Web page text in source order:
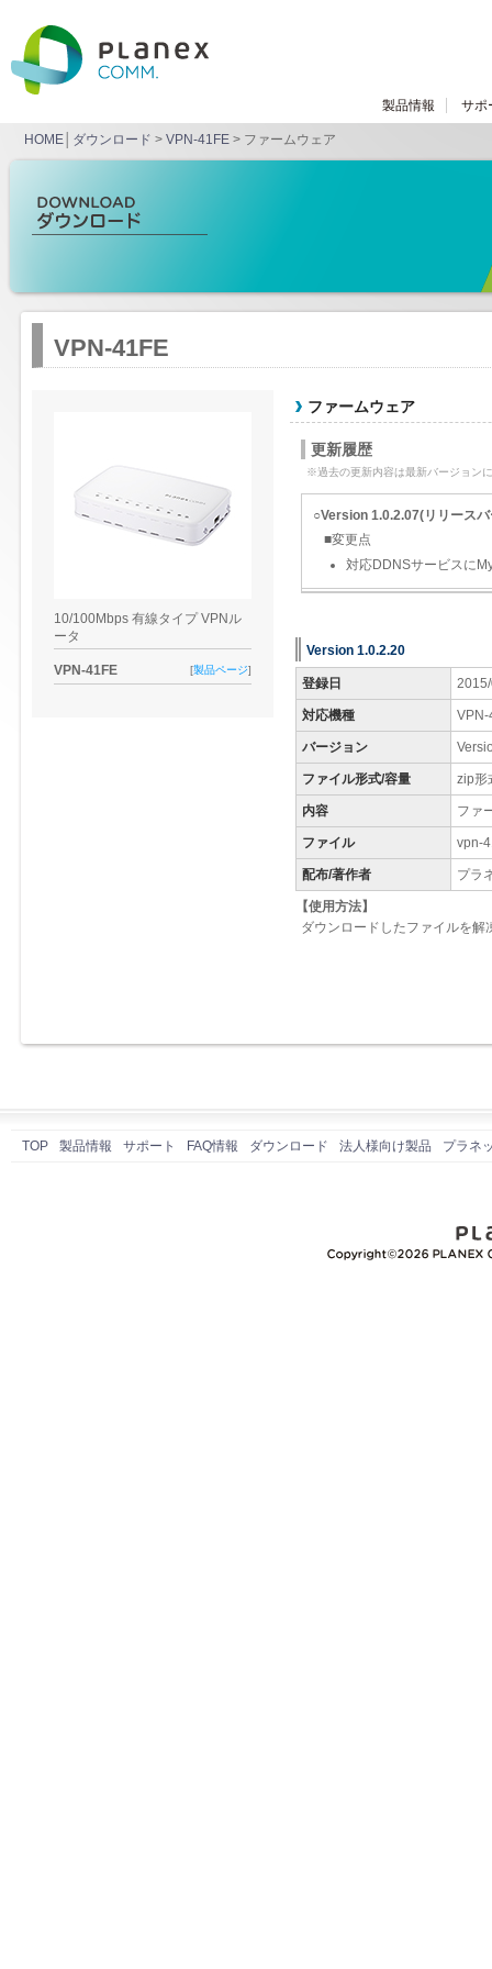
製品情報 サポ
HOME ダウンロード > VPN-41FE > ファームウェア
VPN-41FE
10/100Mbps 有線タイプ VPNル
ータ
VPN-41FE [製品ページ]
ファームウェア
更新履歴
※過去の更新内容は最新バージョン
○Version 1.0.2.07(リリース
■変更点
対応DDNSサービスに
Version 1.0.2.20
登録日
対応機種 VPN-
バージョン
ファイル形式/容量 zip形
内容 ファ
ファイル vpn-
配布/著作者 プラ
【使用方法】
ダウンロードしたファイルを
TOP 製品情報 サポート FAQ情報 ダウンロード 法人様向け製品 プラネ